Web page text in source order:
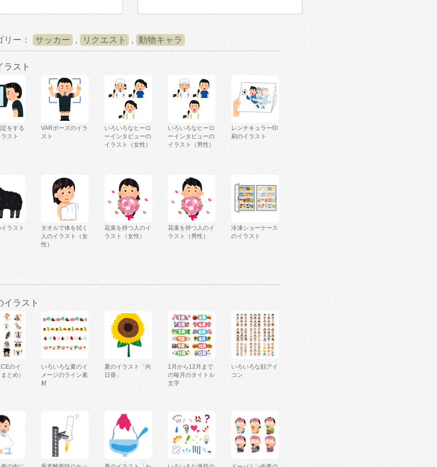
リー： サッカー , リクエスト , 動物キャラ
ラスト
をする
スト
VARポーズのイラ
スト
いろいろなヒーロ
ーインタビューの
イラスト（女性）
いろいろなヒーロ
ーインタビューの
イラスト（男性）
レンチキュラー印
刷のイラスト
ラスト
タオルで体を拭く
人のイラスト（女
性）
花束を持つ人のイ
ラスト（女性）
花束を持つ人のイ
ラスト（男性）
冷凍ショーケース
のイラスト
イラスト
のイ
とめ）
いろいろな夏のイ
メージのライン素
材
夏のイラスト「向
日葵」
1月から12月まで
の毎月のタイトル
文字
いろいろな顔アイ
コン